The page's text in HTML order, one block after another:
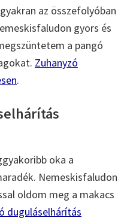
az összefolyóban
gyors és
a pangó
Zuhanyzó
.
oka a
Nemeskisfaludon
oldom meg a makacs
duguláselhárítás